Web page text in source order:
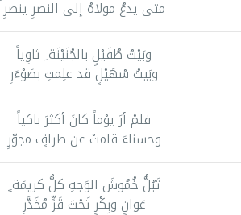
متى يدعُ مولاهُ إلى النصرِ ينصرِ
وبَيْتُ طُفَيْلٍ بالجُنَيْنَة ِ ثاوِياً
وبَيتُ سُهَيْلٍ قد علِمتِ بصَوْءَرِ
فلمْ أرَ يوْماً كانَ أكثرَ باكياً
وحسناءَ قامتْ عن طرافٍ مجوّرِ
تَبُلُّ خُمُوشَ الوَجهِ كلُّ كريمَة ٍ
عَوانٍ وبِكْرٍ تَحْتَ قَرٍّ مُخَدَّرِ